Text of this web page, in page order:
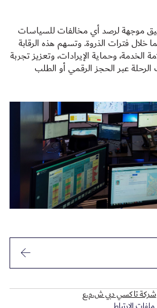
موجهة لرصد أي مخالفات للسياسات
خلال فترات الذروة. وتسهم هذه الرقابة
الخدمة، وحماية الإيرادات، وتعزيز تجربة
عبر الحجز الرقمي أو الطلب
شركة تاكسي دبي ش.م.ع